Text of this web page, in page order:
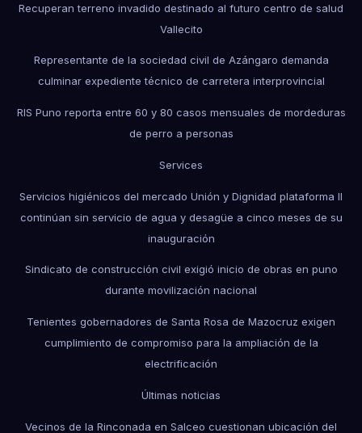
Recuperan terreno invadido destinado al futuro centro de salud
Vallecito
Representante de la sociedad civil de Azángaro demanda
culminar expediente técnico de carretera interprovincial
RIS Puno reporta entre 60 y 80 casos mensuales de mordeduras
de perro a personas
Services
Servicios higiénicos del mercado Unión y Dignidad plataforma II
continúan sin servicio de agua y desagüe a cinco meses de su
inauguración
Sindicato de construcción civil exigió inicio de obras en puno
durante movilización nacional
Tenientes gobernadores de Santa Rosa de Mazocruz exigen
cumplimiento de compromiso para la ampliación de la
electrificación
Últimas noticias
Vecinos de la Rinconada en Salceo cuestionan ubicación del